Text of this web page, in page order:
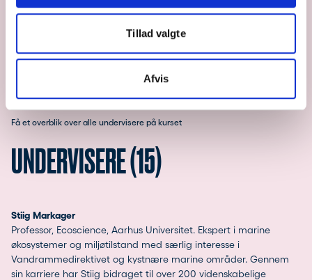
Tillad valgte
Afvis
DOWNLOAD PROGRAM
Få et overblik over alle undervisere på kurset
UNDERVISERE (15)
Stiig Markager
Professor, Ecoscience, Aarhus Universitet. Ekspert i marine
økosystemer og miljøtilstand med særlig interesse i
Vandrammedirektivet og kystnære marine områder. Gennem
sin karriere har Stiig bidraget til over 200 videnskabelige